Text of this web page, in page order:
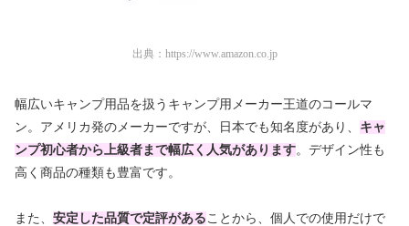
出典： https://www.amazon.co.jp
幅広いキャンプ用品を扱うキャンプ用メーカー王道のコールマ
ン。アメリカ発のメーカーですが、日本でも知名度があり、 キャ
ンプ初心者から上級者まで幅広く人気があります。デザイン性も
高く商品の種類も豊富です。
また、 安定した品質で定評がある ことから、個人での使用だけで